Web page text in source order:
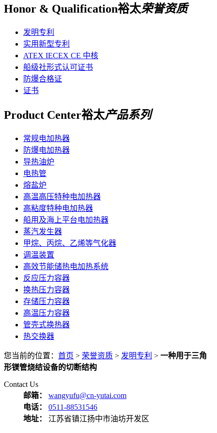
Honor & Qualification裕太荣誉资质
发明专利
实用新型专利
ATEX IECEX CE 中核
船级社形式认可证书
防爆合格证
证书
Product Center裕太产品系列
常规电加热器
防爆电加热器
导热油炉
电热管
熔盐炉
高温高压特种电加热器
高粘度特种电加热器
船用及海上平台电加热器
蒸汽发生器
甲烷、丙烷、乙烯等气化器
调温装置
高效节能储热电加热系统
反应压力容器
换热压力容器
存储压力容器
高温压力容器
管壳式换热器
热交换器
您当前的位置： 首页 > 荣誉资质 > 发明专利 > 一种用于三角
形镁管烧结设备的切断结构
Contact Us
邮箱：
wangyufu@cn-yutai.com
电话：
0511-88531546
地址：
江苏省镇江扬中市油坊开发区